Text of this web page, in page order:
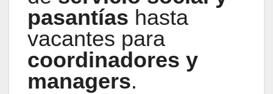
pasantías hasta
vacantes para
coordinadores y
managers.